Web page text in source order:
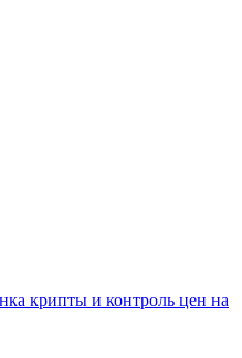
крипты и контроль цен на